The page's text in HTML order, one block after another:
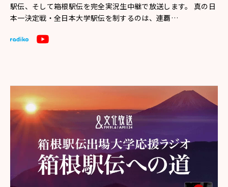
駅伝、そして箱根駅伝を完全実況生中継で放送します。 真の日
本一決定戦・全日本大学駅伝を制するのは、連覇…